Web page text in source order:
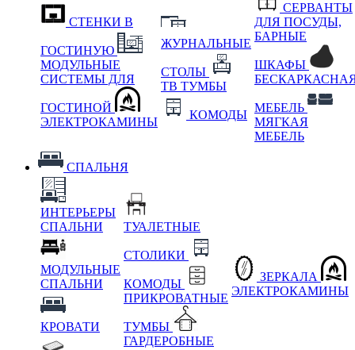
СТЕНКИ В
ГОСТИНУЮ
МОДУЛЬНЫЕ
СИСТЕМЫ ДЛЯ
ГОСТИНОЙ
ЭЛЕКТРОКАМИНЫ
ЖУРНАЛЬНЫЕ
СТОЛЫ
ТВ ТУМБЫ
КОМОДЫ
СЕРВАНТЫ
ДЛЯ ПОСУДЫ,
БАРНЫЕ
ШКАФЫ
МЕБЕЛЬ
МЯГКАЯ
МЕБЕЛЬ
СПАЛЬНЯ
ИНТЕРЬЕРЫ
СПАЛЬНИ
МОДУЛЬНЫЕ
СПАЛЬНИ
КРОВАТИ
ТУАЛЕТНЫЕ
СТОЛИКИ
КОМОДЫ
ПРИКРОВАТНЫЕ
ТУМБЫ
ГАРДЕРОБНЫЕ
ЗЕРКАЛА
ЭЛЕКТРОКАМИНЫ